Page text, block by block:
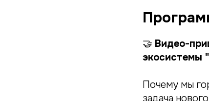
🤝 Видео-
экосистемы
Почему мы
задача